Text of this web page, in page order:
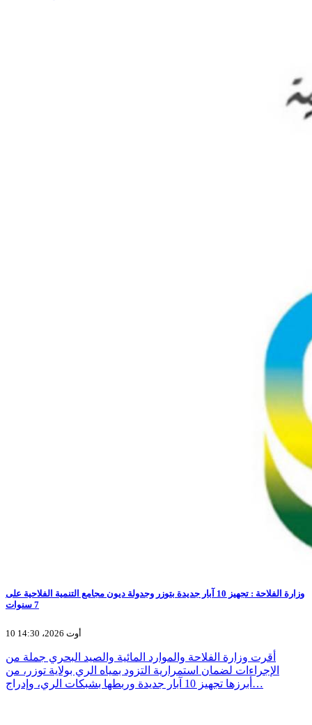
وزارة الفلاحة : تجهيز 10 آبار جديدة بتوزر وجدولة ديون مجامع التنمية الفلاحية على
7 سنوات
10 أوت 2026، 14:30
أقرت وزارة الفلاحة والموارد المائية والصيد البحري جملة من
الإجراءات لضمان استمرارية التزود بمياه الري بولاية توزر، من
أبرزها تجهيز 10 آبار جديدة وربطها بشبكات الري، وإدراج…